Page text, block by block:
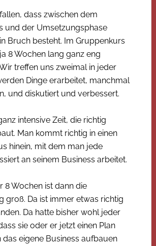
dass zwischen dem
und der Umsetzungsphase
Bruch besteht. Im Gruppenkurs
8 Wochen lang ganz eng
treffen uns zweimal in jeder
Dinge erarbeitet, manchmal
und diskutiert und verbessert.
intensive Zeit, die richtig
Man kommt richtig in einen
hinein, mit dem man jede
an seinem Business arbeitet.
8 Wochen ist dann die
groß. Da ist immer etwas richtig
Da hatte bisher wohl jeder
sie oder er jetzt einen Plan
das eigene Business aufbauen